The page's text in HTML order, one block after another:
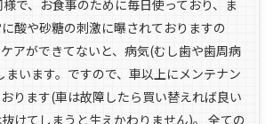
で、お食事のために毎日使っており、ま
酸や砂糖の刺激に曝されておりますの
アができてないと、病気(むし歯や歯周病
まいます。ですので、車以上にメンテナン
ります(車は故障したら買い替えれば良い
けてしまうと生えかわりません)。 全ての